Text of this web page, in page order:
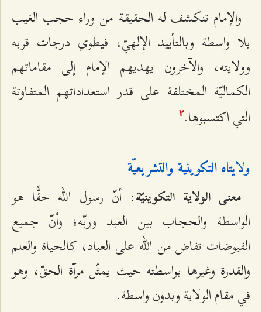
والإمام تنكشف له الحقيقة من وراء حجب الغيب
بلا واسطة وبالتأييد الإلهيّ، فيطوي درجات قربه
وولايته، والآخرون يهديهم الإمام إلى مقاماتهم
الكماليّة المختلفة على قدر استعداداتهم المتفاوتة
التي اكتسبوها.٢
ولايتاه التكوينية والتشريعيّة
معنى الولاية التكوينيّة: أنّ رسول الله حقًّا هو
الواسطة والحجاب بين العبد وربّه؛ وأنّ جميع
الفيوضات تفاض من الله على العباد، كالحياة والعلم
والقدرة وغيرها بواسطته حيث يمثّل مرآة الحقّ، وهو
في مقام الولاية وبدون واسطة.